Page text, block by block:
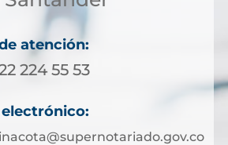
atención:
224 55 53